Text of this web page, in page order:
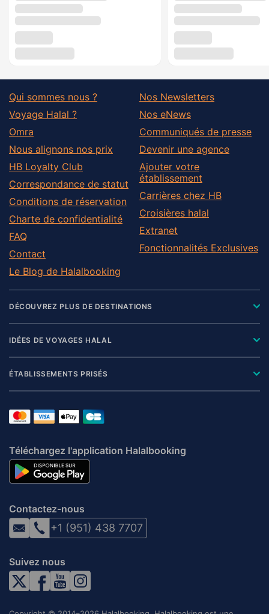
Qui sommes nous ?
Voyage Halal ?
Omra
Nous alignons nos prix
HB Loyalty Club
Correspondance de statut
Conditions de réservation
Charte de confidentialité
FAQ
Contact
Le Blog de Halalbooking
Nos Newsletters
Nos eNews
Communiqués de presse
Devenir une agence
Ajouter votre
établissement
Carrières chez HB
Croisières halal
Extranet
Fonctionnalités Exclusives
DÉCOUVREZ PLUS DE DESTINATIONS
IDÉES DE VOYAGES HALAL
ÉTABLISSEMENTS PRISÉS
Téléchargez l'application Halalbooking
Contactez-nous
+1 (951) 438 7707
Suivez nous